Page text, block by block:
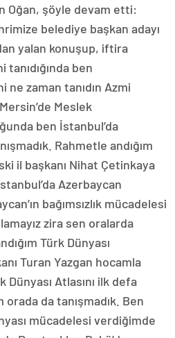
Oğan, şöyle devam etti:
belediye başkan adayı
yalan konuşup, iftira
ben
zaman tanıdın Azmi
Meslek
ben İstanbul’da
Rahmetle andığım
il başkanı Nihat Çetinkaya
Azerbaycan
bağımsızlık mücadelesi
zira sen oralarda
Türk Dünyası
Turan Yazgan hocamla
Dünyası Atlasını ilk defa
orada da tanışmadık. Ben
mücadelesi verdiğimde